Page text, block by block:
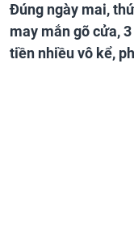
Đúng ngày mai,
may mắn gõ cửa,
tiền nhiều vô kể,